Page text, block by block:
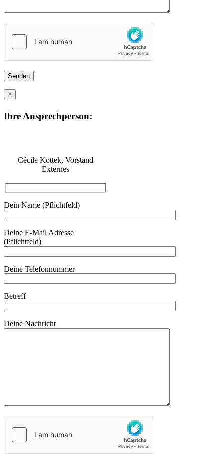
×
Ihre Ansprechperson:
Cécile Kottek, Vorstand
Externes
Dein Name (Pflichtfeld)
Deine E-Mail Adresse
(Pflichtfeld)
Deine Telefonnummer
Betreff
Deine Nachricht